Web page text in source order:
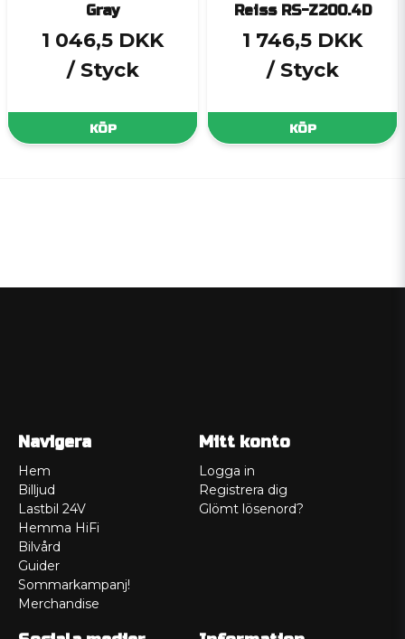
Gray
1 046,5 DKK
/ Styck
KÖP
Reiss RS-Z200.4D
1 746,5 DKK
/ Styck
KÖP
Navigera
Hem
Billjud
Lastbil 24V
Hemma HiFi
Bilvård
Guider
Sommarkampanj!
Merchandise
Mitt konto
Logga in
Registrera dig
Glömt lösenord?